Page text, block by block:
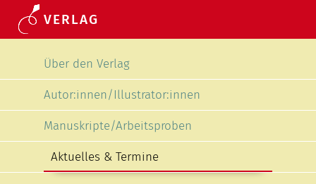
VERLAG
Navigation überspringen
Über den Verlag
Autor:innen/Illustrator:innen
Manuskripte/Arbeitsproben
Aktuelles & Termine